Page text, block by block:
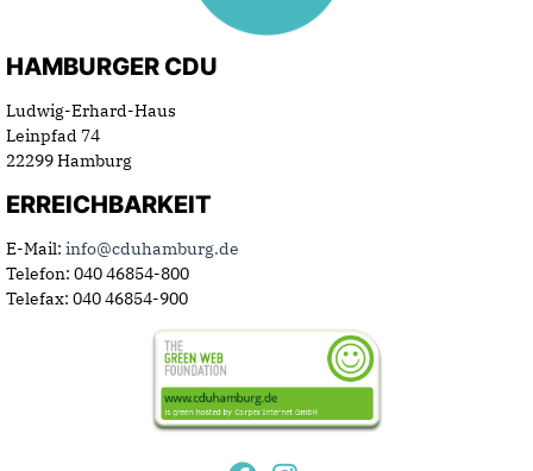
HAMBURGER CDU
Ludwig-Erhard-Haus
Leinpfad 74
22299 Hamburg
ERREICHBARKEIT
E-Mail: info@cduhamburg.de
Telefon: 040 46854-800
Telefax: 040 46854-900